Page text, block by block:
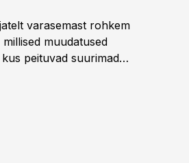
varasemast rohkem
muudatused
peituvad suurimad